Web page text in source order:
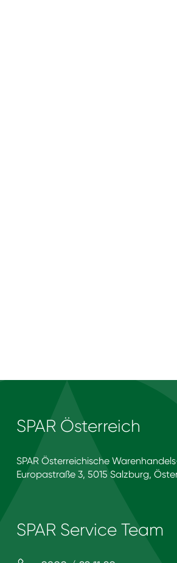
SPAR Österreich
SPAR Österreichische
Europastraße 3, 5015 Salzburg,
SPAR Service Team